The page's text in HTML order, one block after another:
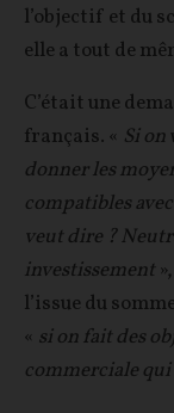
l’objectif et du
elle a tout de
C’était une
français. « Si
donner les
compatibles
veut dire ?
investissement
l’issue du
« si on fait des
commerciale